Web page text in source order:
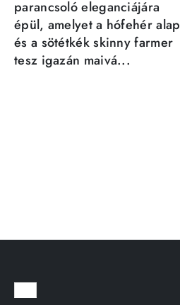
parancsoló eleganciájára
épül, amelyet a hófehér alap
és a sötétkék skinny farmer
tesz igazán maivá...